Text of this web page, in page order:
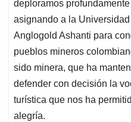
deploramos
asignando a la
Anglogold Ashanti para
pueblos mineros
sido minera, que ha
defender con decisión la
turística que nos ha
alegría.